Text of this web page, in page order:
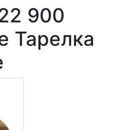
900
Тарелка